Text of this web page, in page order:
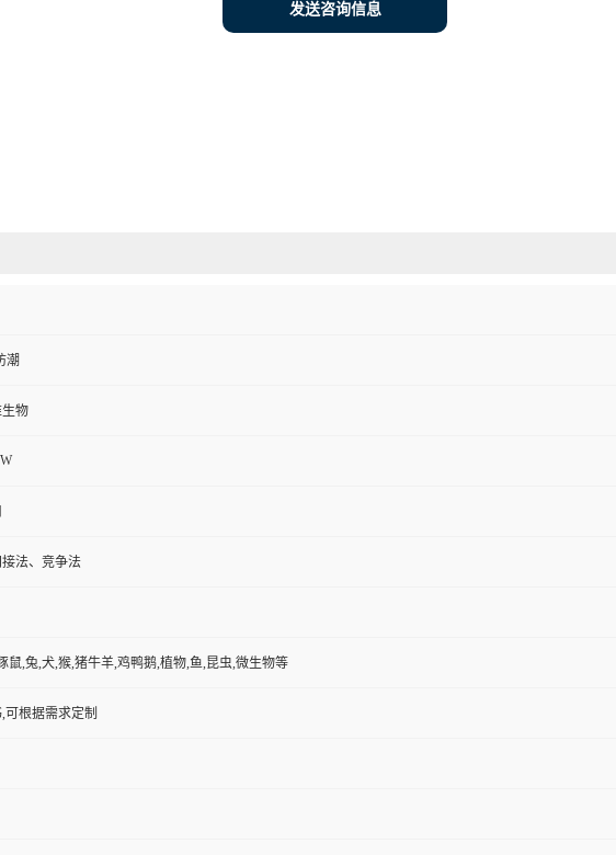
发送咨询信息
潮
物
法、竞争法
鼠,兔,犬,猴,猪牛羊,鸡鸭鹅,植物,鱼,昆虫,微生物等
可根据需求定制